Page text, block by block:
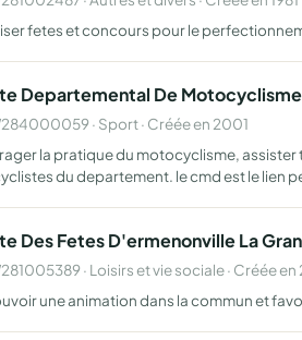
fetes et concours pour le
Departemental De
· Sport · Créée en 2001
la pratique du motocyclisme,
du departement. le cmd est le lien
Des Fetes D'ermenonville La
· Loisirs et vie sociale · Créée en
une animation dans la commun et